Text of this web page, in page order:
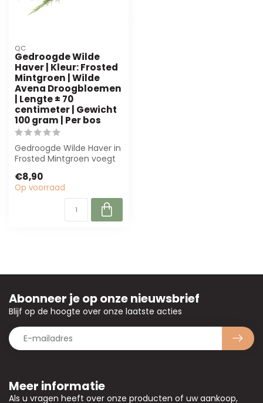
QC
Gedroogde Wilde
Haver | Kleur: Frosted
Mintgroen | Wilde
Avena Droogbloemen
| Lengte ± 70
centimeter | Gewicht
100 gram | Per bos
Gedroogde Wilde Haver in
Frosted Mintgroen voegt
aan bloem...
€8,90
Op voorraad
Meer informatie
Als u vragen heeft over onze producten of uw aankoop,
Abonneer je op onze nieuwsbrief
Blijf op de hoogte over onze laatste acties